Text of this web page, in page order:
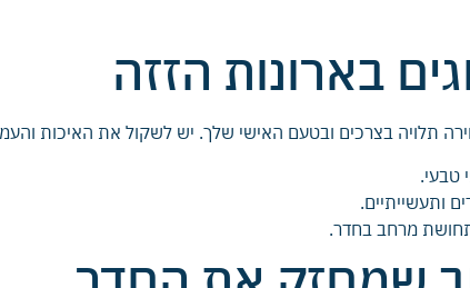
בארונות הזזה
תלויה בצרכים ובטעם האישי שלך. יש לשקול את האיכות
טבעי.
ותעשייתיים.
מרחב בחדר.